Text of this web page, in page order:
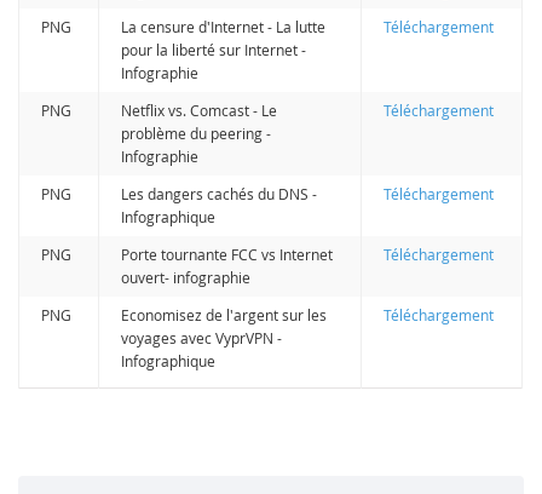
PNG
La censure d'Internet - La lutte
pour la liberté sur Internet -
Infographie
Téléchargement
PNG
Netflix vs. Comcast - Le
problème du peering -
Infographie
Téléchargement
PNG
Les dangers cachés du DNS -
Infographique
Téléchargement
PNG
Porte tournante FCC vs Internet
ouvert- infographie
Téléchargement
PNG
Economisez de l'argent sur les
voyages avec VyprVPN -
Infographique
Téléchargement